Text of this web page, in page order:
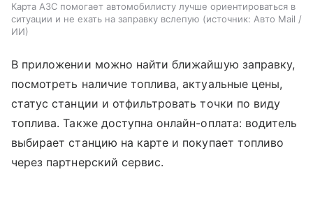
Карта АЗС помогает автомобилисту лучше ориентироваться в
ситуации и не ехать на заправку вслепую
источник: Авто Mail /
ИИ
В приложении можно найти ближайшую заправку,
посмотреть наличие топлива, актуальные цены,
статус станции и отфильтровать точки по виду
топлива. Также доступна онлайн-оплата: водитель
выбирает станцию на карте и покупает топливо
через партнерский сервис.